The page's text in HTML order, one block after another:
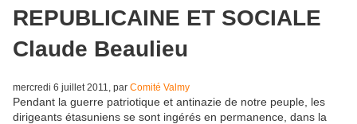
REPUBLICAINE ET SOCIALE
Claude Beaulieu
mercredi 6 juillet 2011, par Comité Valmy
Pendant la guerre patriotique et antinazie de notre peuple, les
dirigeants étasuniens se sont ingérés en permanence, dans la